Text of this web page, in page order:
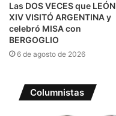
Las DOS VECES que LEÓN
XIV VISITÓ ARGENTINA y
celebró MISA con
BERGOGLIO
6 de agosto de 2026
Columnistas